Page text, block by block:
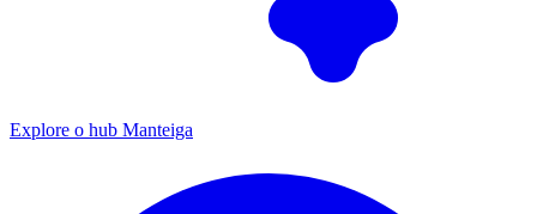
Explore o hub Manteiga